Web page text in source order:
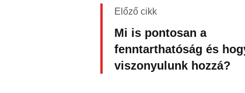
Előző cikk
Mi is pontosan a
fenntarthatóság és
viszonyulunk hozzá?